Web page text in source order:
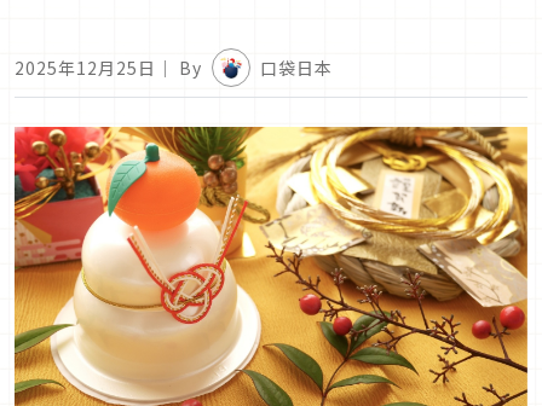
2025年12月25日 ｜ By 口袋日本